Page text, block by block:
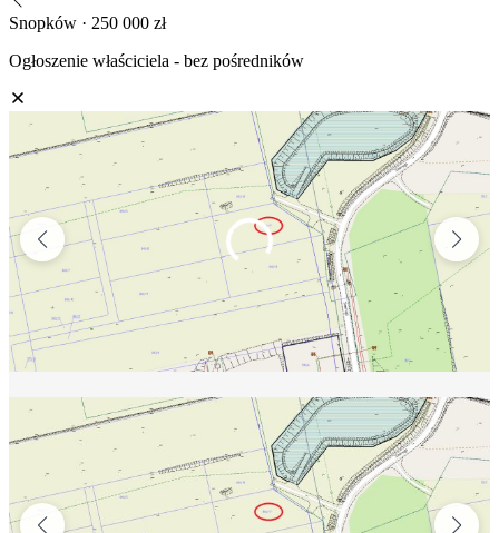
Snopków · 250 000 zł
Ogłoszenie właściciela - bez pośredników